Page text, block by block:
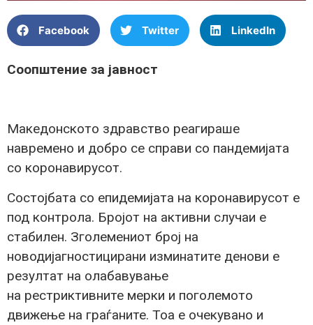
Facebook Twitter LinkedIn
Соопштение за јавност
Македонското здравство реагираше
навремено и добро се справи со пандемијата
со коронавирусот.
Состојбата со епидемијата на коронавирусот е
под контрола. Бројот на активни случаи е
стабилен. Зголемениот број на
новодијагностицирани изминатите денови е
резултат на олабавување
на рестриктивните мерки и поголемото
движење на граѓаните. Тоа е очекувано и